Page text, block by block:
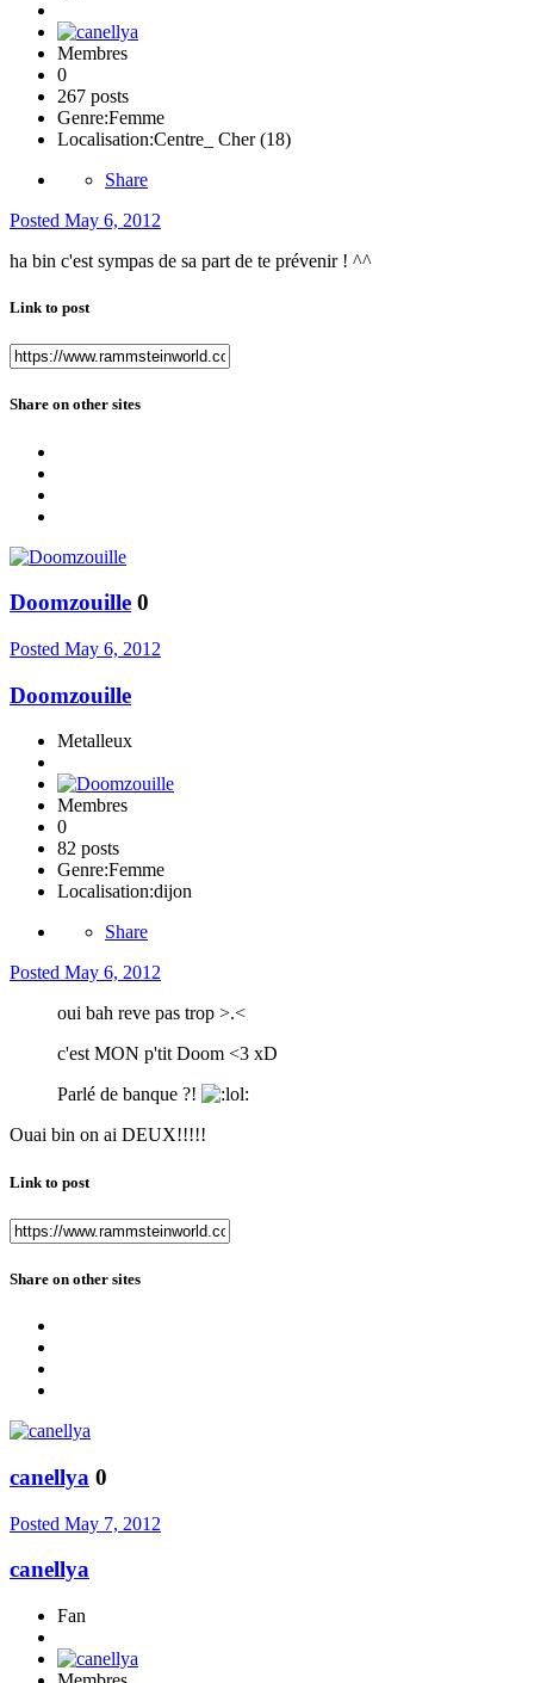
Membres
0
267 posts
Genre:Femme
Localisation:Centre_ Cher (18)
Share
Posted May 6, 2012
ha bin c'est sympas de sa part de te prévenir ! ^^
Link to post
Share on other sites
Doomzouille 0
Posted May 6, 2012
Doomzouille
Metalleux
Membres
0
82 posts
Genre:Femme
Localisation:dijon
Share
Posted May 6, 2012
oui bah reve pas trop >.<
c'est MON p'tit Doom <3 xD
Parlé de banque ?!
Ouai bin on ai DEUX!!!!!
Link to post
Share on other sites
canellya 0
Posted May 7, 2012
canellya
Fan